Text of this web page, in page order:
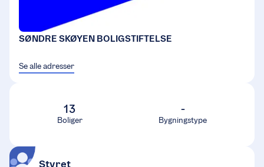
SØNDRE SKØYEN BOLIGSTIFTELSE
Se alle adresser
13
Boliger
-
Bygningstype
Styret